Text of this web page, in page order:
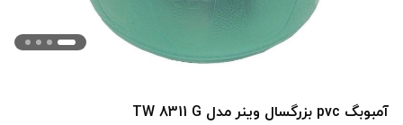
آمبوبگ pvc بزرگسال وینر مدل TW 8311 G